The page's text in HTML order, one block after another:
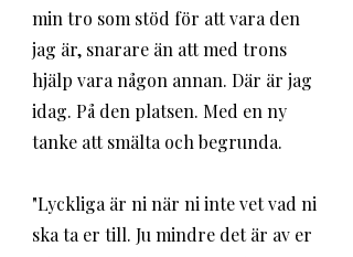
min tro som stöd för att vara den
jag är, snarare än att med trons
hjälp vara någon annan. Där är jag
idag. På den platsen. Med en ny
tanke att smälta och begrunda.
"Lyckliga är ni när ni inte vet vad ni
ska ta er till. Ju mindre det är av er